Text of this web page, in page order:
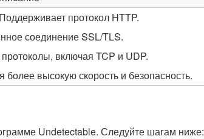
протокол HTTP.
соединение SSL/TLS.
включая TCP и UDP.
высокую скорость и безопасность.
Undetectable. Следуйте шагам ниже: